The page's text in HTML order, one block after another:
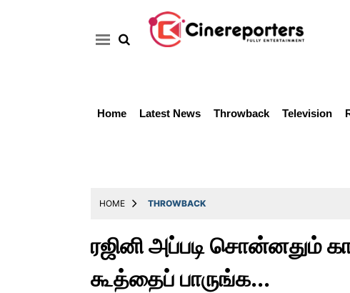
Home Latest News Throwback Television
HOME THROWBACK
ரஜினி அப்படி சொன்னதும்
கூத்தைப் பாருங்க...